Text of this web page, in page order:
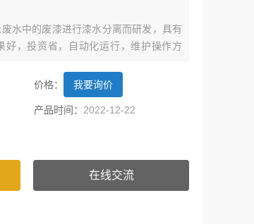
水中的废漆进行漆水分离而研发，具有
好，投资省，自动化运行，维护操作方
价格： 我要询价
产品时间： 2022-12-22
在线交流